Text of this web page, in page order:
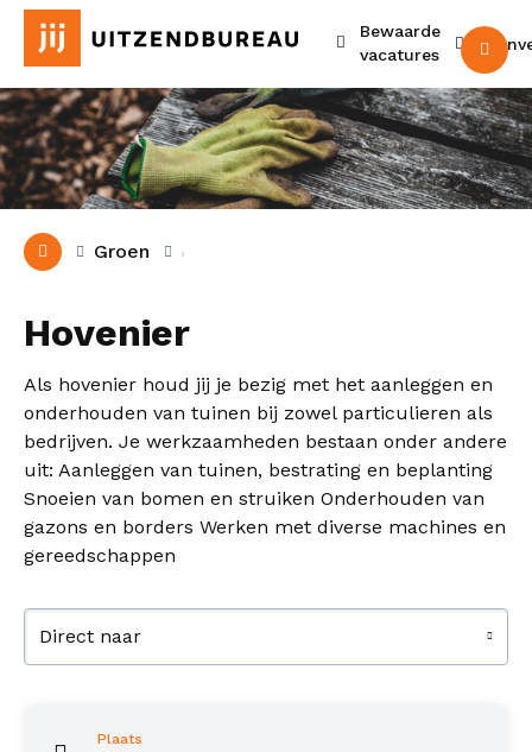
Bewaarde
vacatures
Groen
Hovenier
Als hovenier houd jij je bezig met het aanleggen en
onderhouden van tuinen bij zowel particulieren als
bedrijven. Je werkzaamheden bestaan onder andere
uit: Aanleggen van tuinen, bestrating en beplanting
Snoeien van bomen en struiken Onderhouden van
gazons en borders Werken met diverse machines en
gereedschappen
Direct naar
Plaats